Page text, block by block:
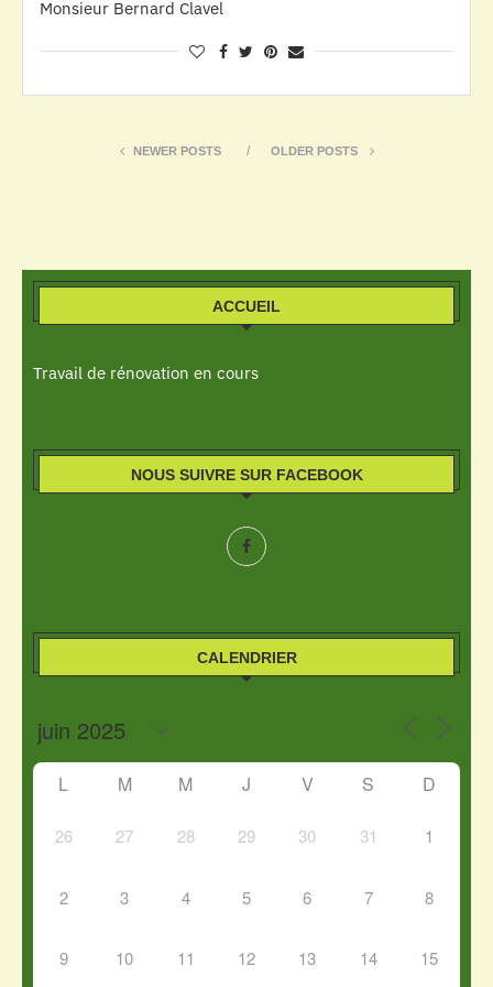
Monsieur Bernard Clavel
NEWER POSTS OLDER POSTS
ACCUEIL
Travail de rénovation en cours
NOUS SUIVRE SUR FACEBOOK
CALENDRIER
L M M J V S D
26 27 28 29 30 31 1
2 3 4 5 6 7 8
9 10 11 12 13 14 15